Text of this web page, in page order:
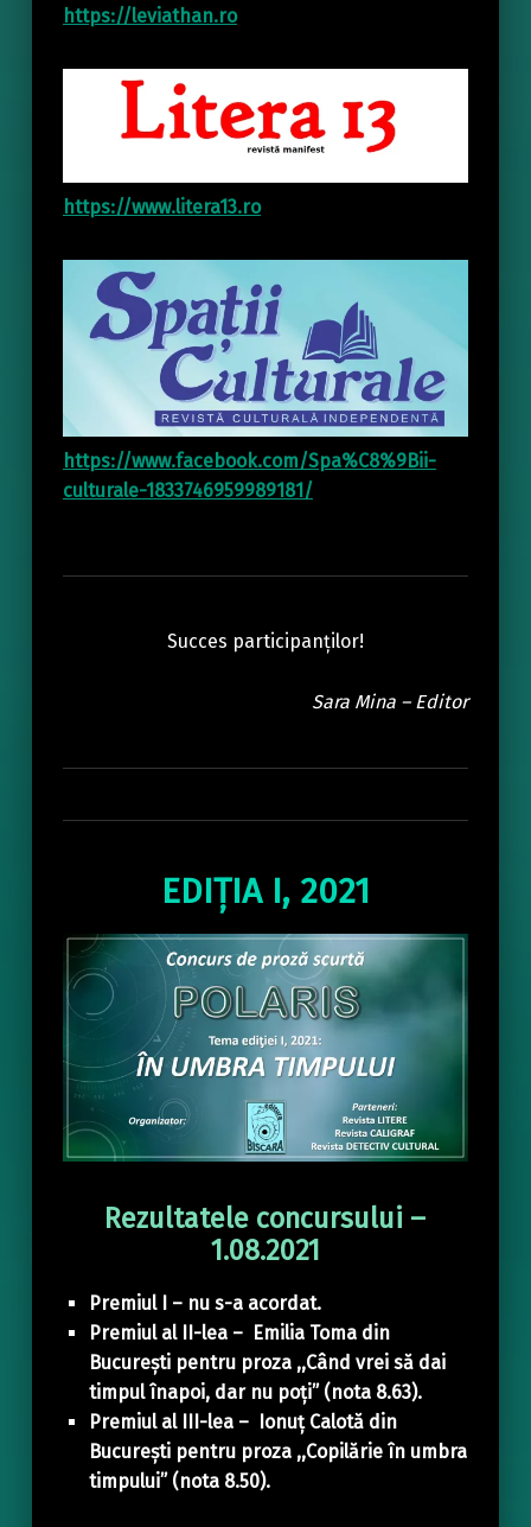
https://leviathan.ro
https://www.litera13.ro
https://www.facebook.com/Spa%C8%9Bii-
culturale-1833746959989181/
Succes participanților!
Sara Mina – Editor
EDIȚIA I, 2021
Rezultatele concursului –
1.08.2021
Premiul I – nu s-a acordat.
Premiul al II-lea – Emilia Toma din
București pentru proza ,,Când vrei să dai
timpul înapoi, dar nu poți” (nota 8.63).
Premiul al III-lea – Ionuț Calotă din
București pentru proza ,,Copilărie în umbra
timpului” (nota 8.50).